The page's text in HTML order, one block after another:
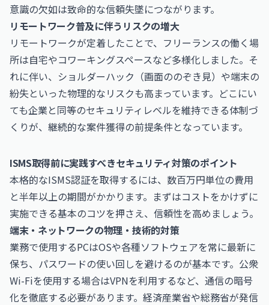
意識の欠如は致命的な信頼失墜につながります。
リモートワーク普及に伴うリスクの増大
リモートワークが定着したことで、フリーランスの働く場
所は自宅やコワーキングスペースなど多様化しました。そ
れに伴い、ショルダーハック（画面ののぞき見）や端末の
紛失といった物理的なリスクも高まっています。どこにい
ても企業と同等のセキュリティレベルを維持できる体制づ
くりが、継続的な案件獲得の前提条件となっています。
ISMS取得前に実践すべきセキュリティ対策のポイント
本格的なISMS認証を取得するには、数百万円単位の費用
と半年以上の期間がかかります。まずはコストをかけずに
実施できる基本のコツを押さえ、信頼性を高めましょう。
端末・ネットワークの物理・技術的対策
業務で使用するPCはOSや各種ソフトウェアを常に最新に
保ち、パスワードの使い回しを避けるのが基本です。公衆
Wi-Fiを使用する場合はVPNを利用するなど、通信の暗号
化を徹底する必要があります。 経済産業省や総務省が発信